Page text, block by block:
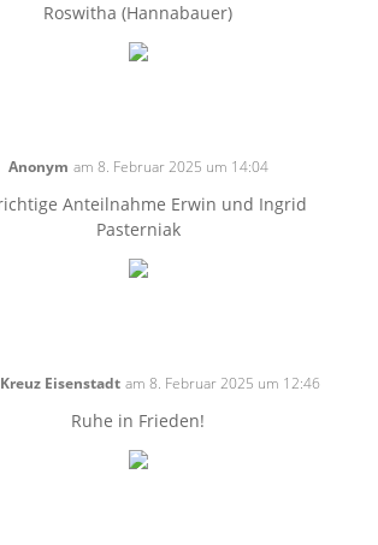
Roswitha (Hannabauer)
Anonym am 8. Februar 2025 um 14:04
Anteilnahme Erwin und Ingrid
Pasterniak
Eisenstadt am 8. Februar 2025 um 12:46
Ruhe in Frieden!